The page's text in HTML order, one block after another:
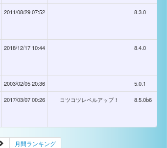
2011/08/29 07:52 8.3.0
2018/12/17 10:44 8.4.0
2003/02/05 20:36 5.0.1
2017/03/07 00:26 コツコツレベルアップ！ 8.5.0b6
月間ランキング